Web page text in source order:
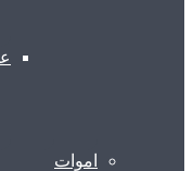
اموات